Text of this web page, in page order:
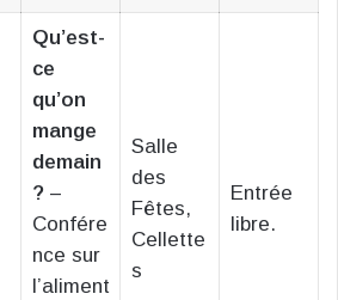
Qu’est-
ce
qu’on
mange
demain
?–
Confére
nce sur
l’aliment
Salle
des
Fêtes,
Cellette
s
Entrée
libre.